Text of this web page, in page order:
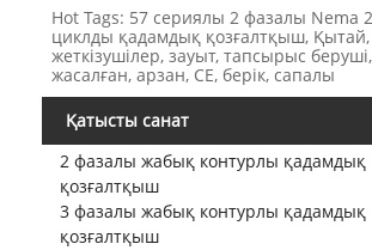
Hot Tags: 57 сериялы 2 фазалы Nema
циклды қадамдық қозғалтқыш, Қытай,
жеткізушілер, зауыт, тапсырыс
жасалған, арзан, CE, берік, сапалы
Қатысты санат
2 фазалы жабық контурлы қадамдық
қозғалтқыш
3 фазалы жабық контурлы қадамдық
қозғалтқыш